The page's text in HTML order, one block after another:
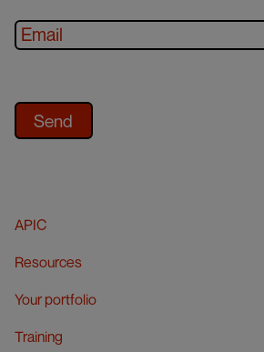
APIC
Resources
Your portfolio
Training